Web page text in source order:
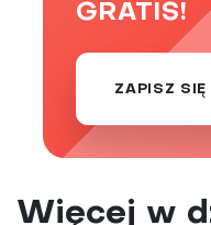
GRATIS!
ZAPISZ SIĘ
Więcej w